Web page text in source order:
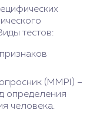
тестов:
(ММРI) –
определения
человека.